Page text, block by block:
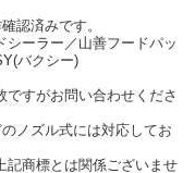
認済みです。
シーラー／山善フードパッ
バクシー)
すがお問い合わせくださ
ノズル式には対応してお
商標とは関係ございませ